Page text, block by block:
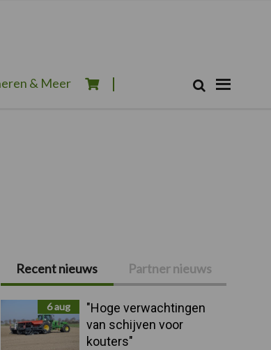
& Meer Zoek
Primaire
Sidebar
Recent nieuws Partner nieuws
6 aug
"Hoge verwachtingen
van schijven voor
kouters"